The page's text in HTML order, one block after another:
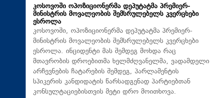
კოსოვოში ოპოზიციონერმა დეპუტატმა პრემიერ-
მინისტრის მოვალეობის შემსრულებელს კვერცხები
ესროლა
კოსოვოში, ოპოზიციონერმა დეპუტატმა პრემიერ-
მინისტრის მოვალეობის შემსრულებელს კვერცხები
ესროლა. ინციდენტი მას შემდეგ მოხდა რაც
მთავრობის დროებითმა ხელმძღვანელმა, ვადამდელი
არჩევნების ჩატარების შემდეგ, პარლამენტის
სპიკერის კანდიდატის წარსადგენად პარტიებთან
კონსულტაციებისთვის მეტი დრო მოითხოვა.